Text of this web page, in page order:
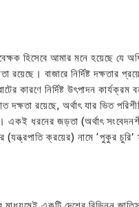
হিসেবে আমার মনে হয়েছে যে
বাজারে নির্দিষ্ট দক্ষতার
কারণে নির্দিষ্ট উৎপাদন কার্যক্রম
রয়েছে, অর্থাৎ যার ভিত
একই ধরনের জড়তা (অর্থাৎ
(যন্ত্রপাতি ক্রয়ের) নামে ‘পুকুর